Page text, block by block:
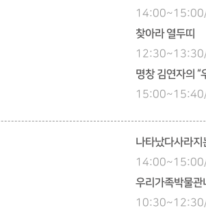
찾아라 열두띠
12:30~13:30/
명창 김연자의 “
나타났다사라지
우리가족박물관